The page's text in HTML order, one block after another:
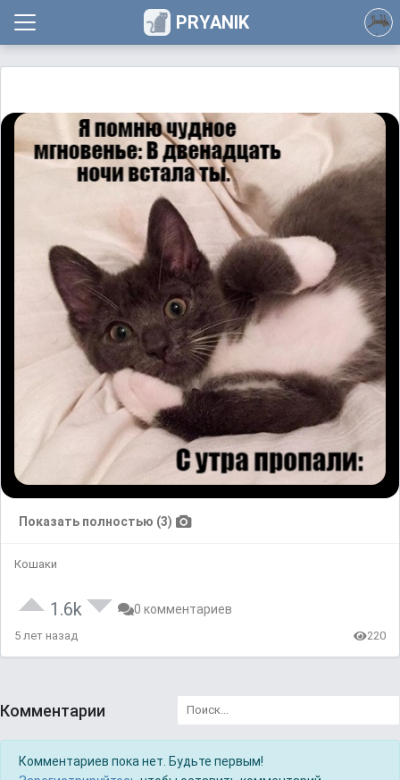
PRYANIK
Показать полностью (3)
Кошаки
1.6k 0 комментариев
5 лет назад 220
Комментарии
Комментариев пока нет. Будьте первым!